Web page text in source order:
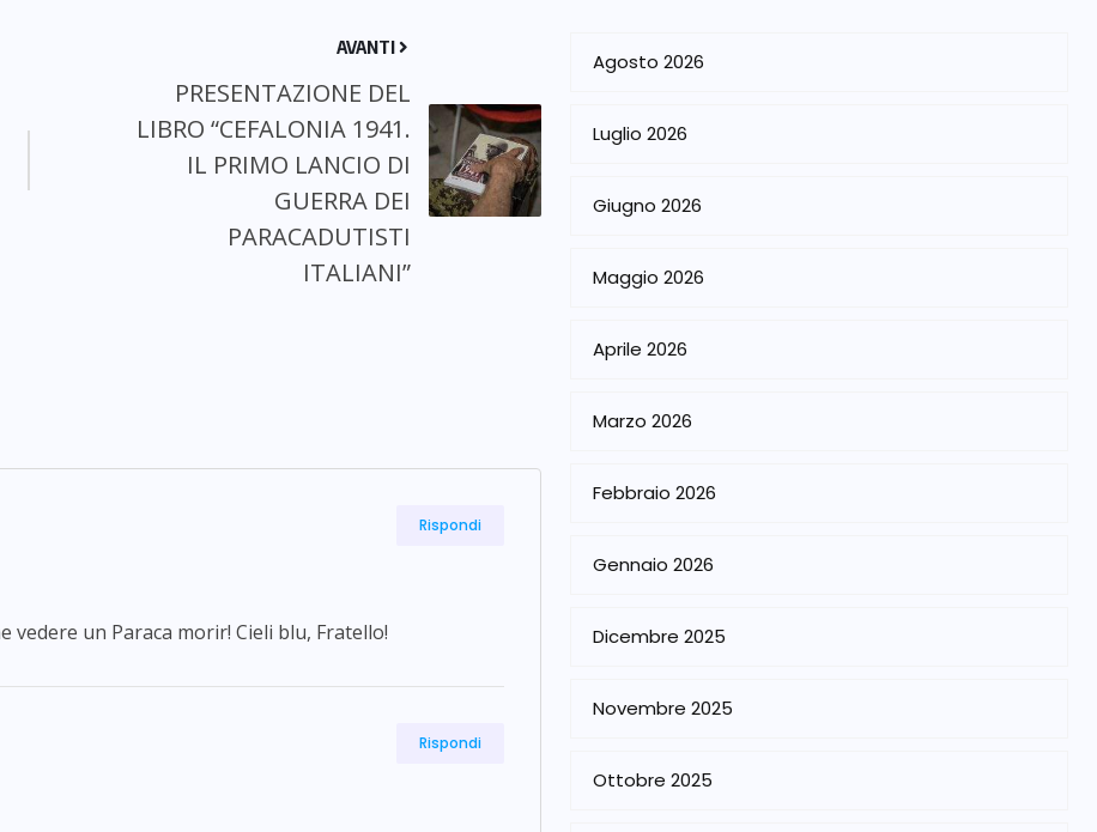
AVANTI
PRESENTAZIONE DEL
LIBRO “CEFALONIA 1941.
IL PRIMO LANCIO DI
GUERRA DEI
PARACADUTISTI
ITALIANI”
vedere un Paraca morir! Cieli blu, Fratello!
Rispondi
Rispondi
Agosto 2026
Luglio 2026
Giugno 2026
Maggio 2026
Aprile 2026
Marzo 2026
Febbraio 2026
Gennaio 2026
Dicembre 2025
Novembre 2025
Ottobre 2025